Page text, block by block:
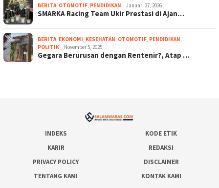
BERITA, OTOMOTIF, PENDIDIKAN Januari 27, 2026
SMARKA Racing Team Ukir Prestasi di Ajan…
BERITA, EKONOMI, KESEHATAN, OTOMOTIF, PENDIDIKAN,
POLITIK
November 5, 2025
Gegara Berurusan dengan Rentenir?, Atap …
INDEKS
KODE ETIK
KARIR
REDAKSI
PRIVACY POLICY
DISCLAIMER
TENTANG KAMI
KONTAK KAMI